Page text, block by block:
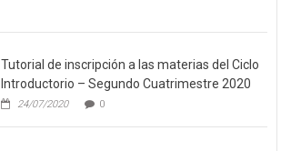
Tutorial de inscripción a las materias del Ciclo
Introductorio – Segundo Cuatrimestre 2020
24/07/2020 0